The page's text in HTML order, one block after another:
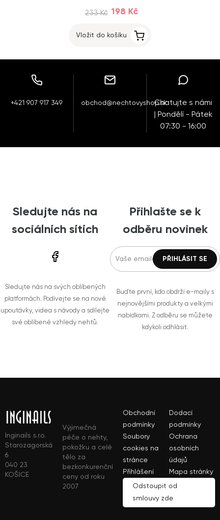
233 Kč 198 Kč
Vložit do košíku
+421 907 917 349 obchod@nechtovyshop.skChatujte s námi
| Pondělí - Pátek
07:30 - 16:00
Sledujte nás na
sociálních sítích
Sledujte nás na svých oblíbených
platformách. Podívejte se na nové
upoutávky, videa s návody a sdílejte
své oblíbené vzhledy nehtů.
Přihlašte se k
odběru novinek
Buďte první, kdo obdrží e-maily s
nejnovějšími produkty a velkými
nabídkami. Z odběru se můžete
kdykoli odhlásit.
Inginails s.r.o.
Starozagorská
6
040 23
KOŠICE
Výjimečná
péče o nehty,
pokožku a celé
tělo za
bezkonkurenční
ceny od roku
2007
Obchodní
podmínky
Dodací
podmínky
Soubory
cookies na
stránce
Ochrana
osobních
údajů
Přihlášení
Mapa stránky
Odstoupit od
smlouvy zde